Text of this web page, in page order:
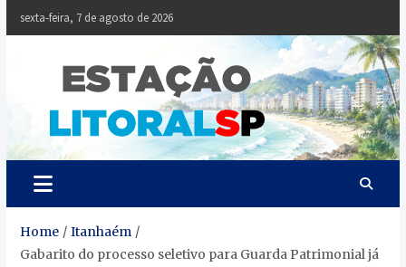
sexta-feira, 7 de agosto de 2026
Litoral
Notícias da
Baixada Santista
Home
Itanhaém
Gabarito do processo seletivo para Guarda Patrimonial já